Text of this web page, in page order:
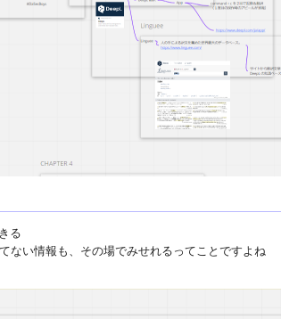
る
ない情報も、その場でみせれるってことですよね